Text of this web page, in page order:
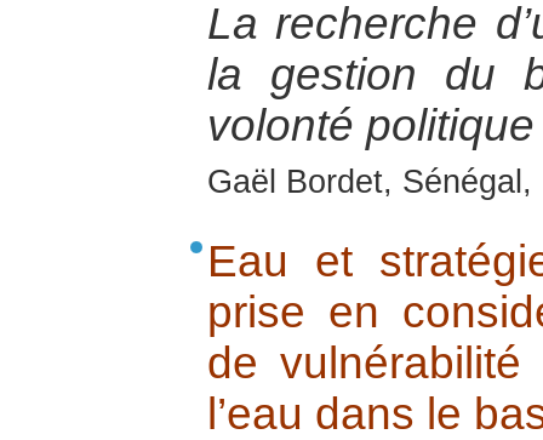
La recherche
la gestion du
volonté
Gaël Bordet,
Eau et
prise en
de
l’eau dans le